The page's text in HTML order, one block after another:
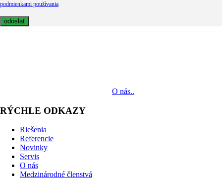
podmienkami používania
O nás..
RÝCHLE ODKAZY
Riešenia
Referencie
Novinky
Servis
O nás
Medzinárodné členstvá